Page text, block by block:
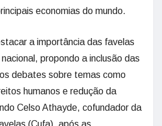
economias do mundo.
a importância das favelas
propondo a inclusão das
debates sobre temas como
humanos e redução da
Celso Athayde, cofundador da
(Cufa), após as